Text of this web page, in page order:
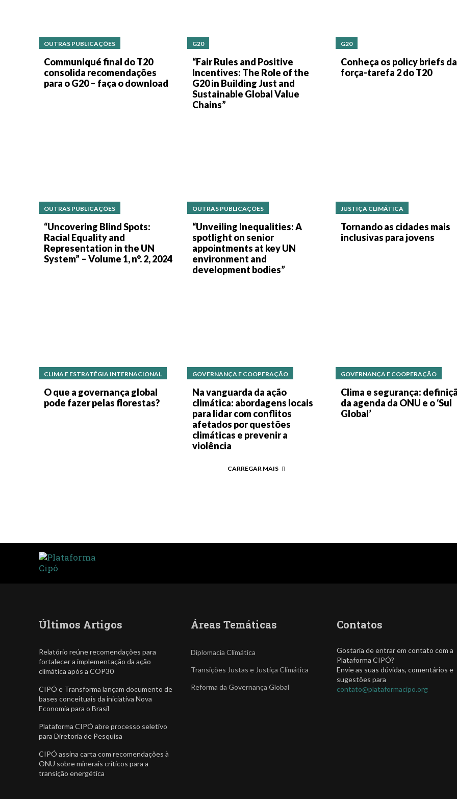
OUTRAS PUBLICAÇÕES
Communiqué final do T20
consolida recomendações
para o G20 – faça o download
G20
“Fair Rules and Positive
Incentives: The Role of the
G20 in Building Just and
Sustainable Global Value
Chains”
G20
Conheça os policy briefs da
força-tarefa 2 do T20
OUTRAS PUBLICAÇÕES
“Uncovering Blind Spots:
Racial Equality and
Representation in the UN
System” – Volume 1, n°. 2, 2024
OUTRAS PUBLICAÇÕES
“Unveiling Inequalities: A
spotlight on senior
appointments at key UN
environment and
development bodies”
JUSTIÇA CLIMÁTICA
Tornando as cidades mais
inclusivas para jovens
CLIMA E ESTRATÉGIA INTERNACIONAL
O que a governança global
pode fazer pelas florestas?
GOVERNANÇA E COOPERAÇÃO
Na vanguarda da ação
climática: abordagens locais
para lidar com conflitos
afetados por questões
climáticas e prevenir a
violência
GOVERNANÇA E COOPERAÇÃO
Clima e segurança:
da agenda da ONU e o ‘Sul
Global’
CARREGAR MAIS
Últimos Artigos
Relatório reúne recomendações para
fortalecer a implementação da ação
climática após a COP30
CIPÓ e Transforma lançam documento de
bases conceituais da iniciativa Nova
Economia para o Brasil
Plataforma CIPÓ abre processo seletivo
para Diretoria de Pesquisa
CIPÓ assina carta com recomendações à
ONU sobre minerais críticos para a
transição energética
Áreas Temáticas
Diplomacia Climática
Transições Justas e Justiça Climática
Reforma da Governança Global
Contatos
Gostaria de entrar em contato com a
Plataforma CIPÓ?
Envie as suas dúvidas, comentários e
sugestões para
contato@plataformacipo.org